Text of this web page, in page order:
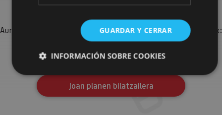
Aurkitu zure bidaia Nafarroan osatzeko planak eta iradokizunak:
jarduera antolatuak, bisitak eta agendaren ekitaldi
garrantzitsuenak.
Joan planen bilatzailera
GUARDAR Y CERRAR
INFORMACIÓN SOBRE COOKIES
Cookies estrictamente necesarias